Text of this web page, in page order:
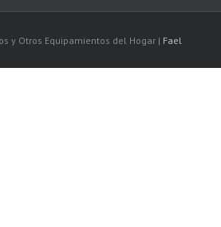
y Otros Equipamientos del Hogar | Fael